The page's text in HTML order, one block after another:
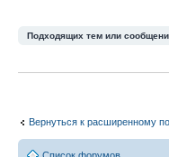
Подходящих тем или
Вернуться к расширенному
Список форумов